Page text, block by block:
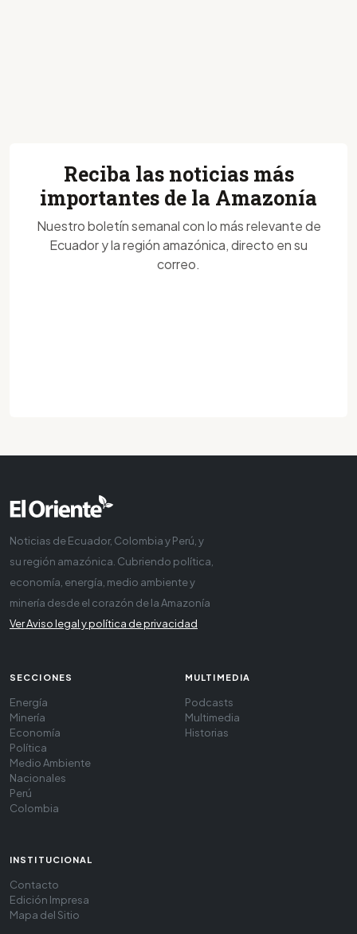
Reciba las noticias más
importantes de la Amazonía
Nuestro boletín semanal con lo más relevante de
Ecuador y la región amazónica, directo en su
correo.
Noticias de Ecuador, Colombia y Perú, y
su región amazónica. Cubriendo política,
economía, energía, medio ambiente y
minería desde el corazón de la Amazonía
Ver Aviso legal y política de privacidad
SECCIONES
Energía
Minería
Economía
Política
Medio Ambiente
Nacionales
Perú
Colombia
MULTIMEDIA
Podcasts
Multimedia
Historias
INSTITUCIONAL
Contacto
Edición Impresa
Mapa del Sitio